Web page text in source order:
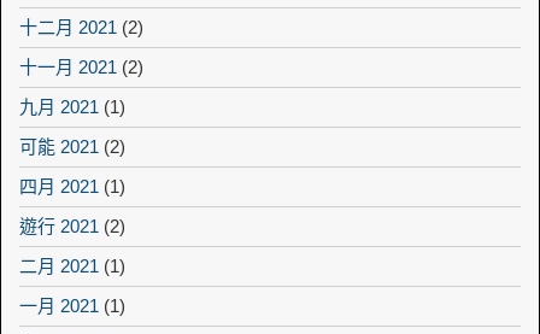
十二月 2021 (2)
十一月 2021 (2)
九月 2021 (1)
可能 2021 (2)
四月 2021 (1)
遊行 2021 (2)
二月 2021 (1)
一月 2021 (1)